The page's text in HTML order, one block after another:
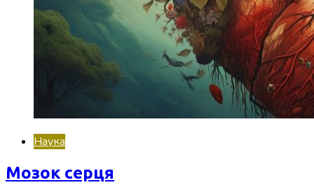
Наука
Мозок серця